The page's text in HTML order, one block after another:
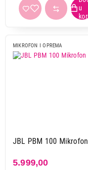
MIKROFON I OPREMA
JBL PBM 100 Mikrofon
5.999,00